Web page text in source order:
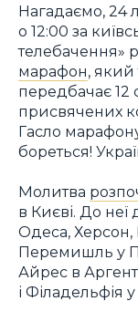
Нагадаємо, 24
о 12:00 за
телебачення»
марафон, який
передбачає 12
присвячених
Гасло
бореться!
Молитва
в Києві. До неї
Одеса, Херсон,
Перемишль у
Айрес в
і Філадельфія